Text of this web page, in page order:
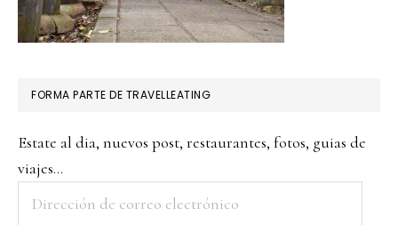
FORMA PARTE DE TRAVELLEATING
Estate al dia, nuevos post, restaurantes, fotos, guias de
viajes...